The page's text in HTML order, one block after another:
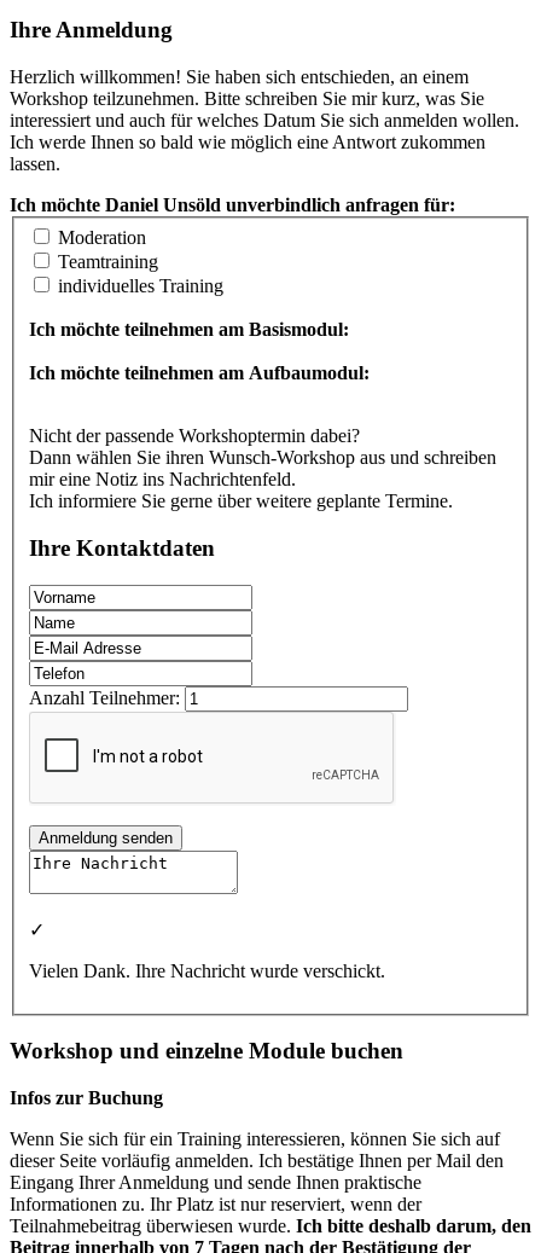
Ihre Anmeldung
Herzlich willkommen! Sie haben sich entschieden, an einem
Workshop teilzunehmen. Bitte schreiben Sie mir kurz, was Sie
interessiert und auch für welches Datum Sie sich anmelden wollen.
Ich werde Ihnen so bald wie möglich eine Antwort zukommen
lassen.
Ich möchte Daniel Unsöld unverbindlich anfragen für:
Moderation
Teamtraining
individuelles Training
Ich möchte teilnehmen am Basismodul:
Ich möchte teilnehmen am Aufbaumodul:
Nicht der passende Workshoptermin dabei?
Dann wählen Sie ihren Wunsch-Workshop aus und schreiben
mir eine Notiz ins Nachrichtenfeld.
Ich informiere Sie gerne über weitere geplante Termine.
Ihre Kontaktdaten
Anzahl Teilnehmer:
Anmeldung senden
✓
Vielen Dank. Ihre Nachricht wurde verschickt.
Workshop und einzelne Module buchen
Infos zur Buchung
Wenn Sie sich für ein Training interessieren, können Sie sich auf
dieser Seite vorläufig anmelden. Ich bestätige Ihnen per Mail den
Eingang Ihrer Anmeldung und sende Ihnen praktische
Informationen zu. Ihr Platz ist nur reserviert, wenn der
Teilnahmebeitrag überwiesen wurde. Ich bitte deshalb darum, den
Beitrag innerhalb von 7 Tagen nach der Bestätigung der